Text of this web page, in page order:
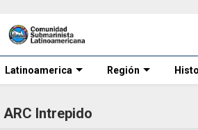
Latinoamerica Región
ARC Intrepido